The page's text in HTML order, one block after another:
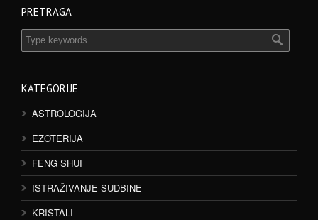
PRETRAGA
KATEGORIJE
ASTROLOGIJA
EZOTERIJA
FENG SHUI
ISTRAŽIVANJE SUDBINE
KRISTALI